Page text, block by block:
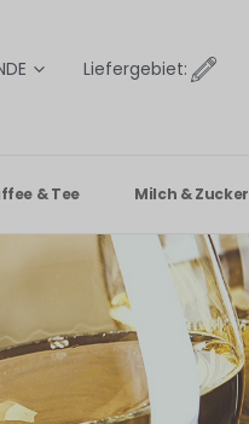
Liefergebiet:
& Tee Milch & Zucker